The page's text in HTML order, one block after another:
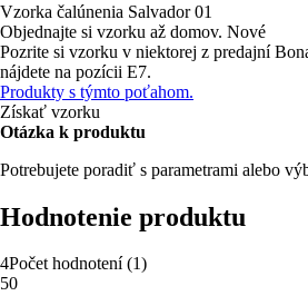
Vzorka čalúnenia Salvador 01
Objednajte si vzorku až domov. Nové
Pozrite si vzorku v niektorej z predajní
nájdete na pozícii E7.
Produkty s týmto poťahom.
Získať vzorku
Otázka k produktu
Potrebujete poradiť s parametrami alebo
Hodnotenie produktu
4Počet hodnotení(1)
50